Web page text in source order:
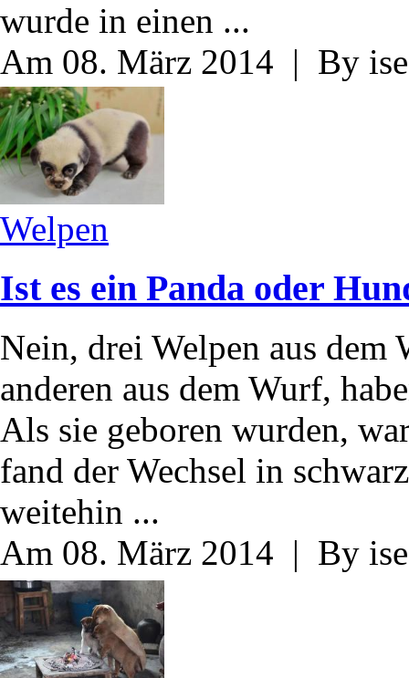
wurde in einen ...
Am 08. März 2014 | By ise
Welpen
Ist es ein Panda oder
Nein, drei Welpen aus dem
anderen aus dem Wurf,
Als sie geboren wurden,
fand der Wechsel in
weitehin ...
Am 08. März 2014 | By ise